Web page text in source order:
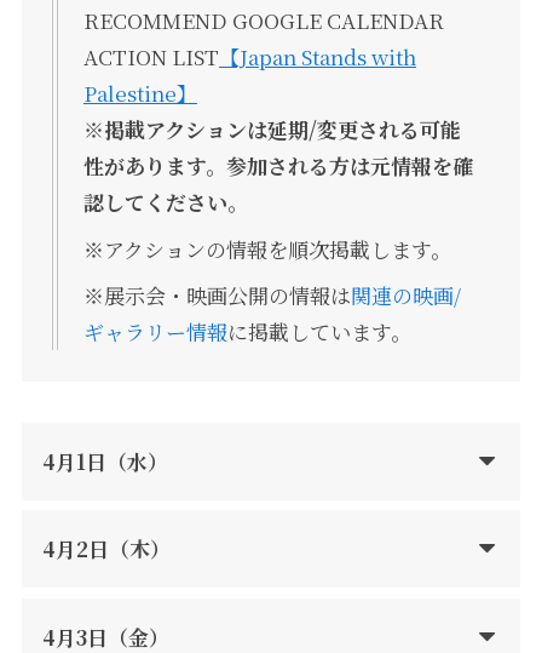
RECOMMEND GOOGLE CALENDAR
ACTION LIST 【Japan Stands with
Palestine】
※掲載アクションは延期/変更される可能
性があります。参加される方は元情報を確
認してください。
※アクションの情報を順次掲載します。
※展示会・映画公開の情報は関連の映画/
ギャラリー情報に掲載しています。
4月1日（水）
4月2日（木）
4月3日（金）